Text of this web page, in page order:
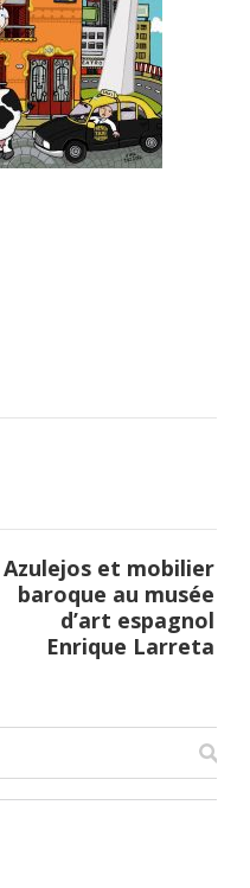
Azulejos et mobilier
baroque au musée
d’art espagnol
Enrique Larreta